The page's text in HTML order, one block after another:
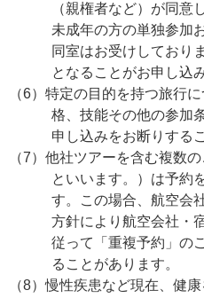
（親権者など）が同意
未成年の方の単独参加
同室はお受けしており
となることがお申し込
（6）特定の目的を持つ旅行
格、技能その他の参加
申し込みをお断りする
（7）他社ツアーを含む複数
といいます。）は予約
す。この場合、航空会
方針により航空会社・
従って「重複予約」の
ることがあります。
（8）慢性疾患など現在、健